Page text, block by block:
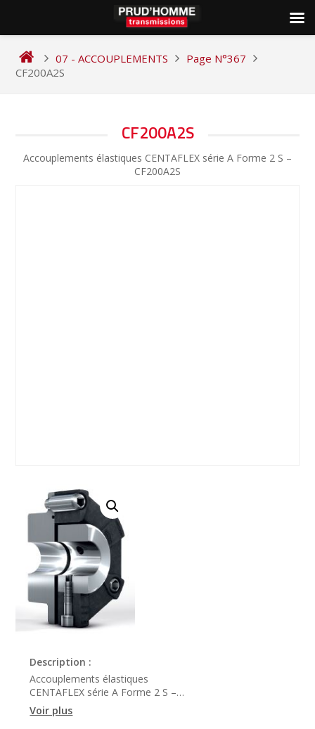
content
07 - ACCOUPLEMENTS
Page N°367
CF200A2S
CF200A2S
Accouplements élastiques CENTAFLEX série A Forme 2 S –
CF200A2S
Description :
Accouplements élastiques
CENTAFLEX série A Forme 2 S –
CF200A2S
Voir plus
DE